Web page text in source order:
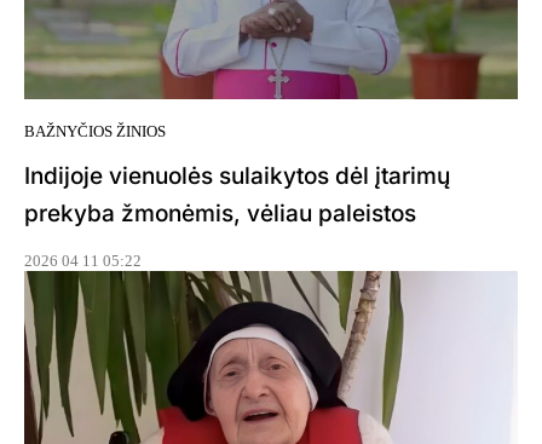
BAŽNYČIOS ŽINIOS
Indijoje vienuolės sulaikytos dėl įtarimų
prekyba žmonėmis, vėliau paleistos
2026 04 11 05:22